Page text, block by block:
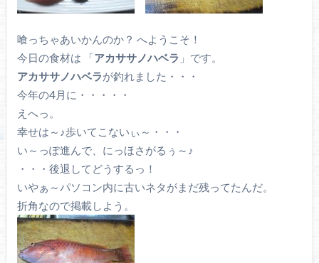
喰っちゃあいかんのか？ へようこそ！
今日の食材は 「アカササノハベラ 」です。
アカササノハベラが釣れました・・・
今年の4月に・・・・・
えへっ。
幸せは～♪歩いてこないぃ～・・・
い～っぽ進んで、にっほさがるぅ～♪
・・・後退してどうするっ！
いやぁ～パソコン内に古いネタがまだ残ってたんだ。
折角なので掲載しよう。